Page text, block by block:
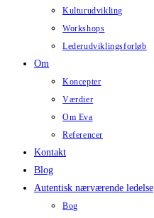
Kulturudvikling
Workshops
Lederudviklingsforløb
Om
Koncepter
Værdier
Om Eva
Referencer
Kontakt
Blog
Autentisk nærværende ledelse
Bog